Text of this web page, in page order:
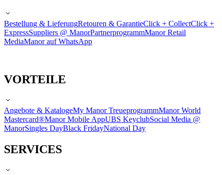
Bestellung & LieferungRetouren & GarantieClick + CollectClick +
ExpressSuppliers @ ManorPartnerprogrammManor Retail
MediaManor auf WhatsApp
VORTEILE
Angebote & KatalogeMy Manor TreueprogrammManor World
Mastercard®Manor Mobile AppUBS KeyclubSocial Media @
ManorSingles DayBlack FridayNational Day
SERVICES